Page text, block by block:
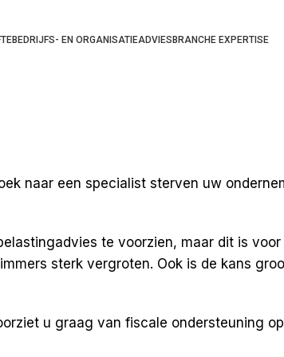
BEDRIJFS- EN ORGANISATIEADVIES BRANCHE EXPERTISE
naar een specialist sterven uw
te voorzien, maar dit is
sterk vergroten. Ook is de kans
u graag van fiscale ondersteuning